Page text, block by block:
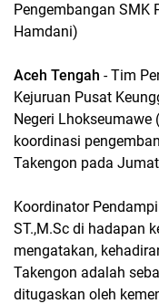
Pengembangan SMK
Hamdani)
Aceh Tengah - Tim
Kejuruan Pusat
Negeri
koordinasi
Takengon pada
Koordinator
ST.,M.Sc di hadapan
mengatakan,
Takengon adalah
ditugaskan oleh